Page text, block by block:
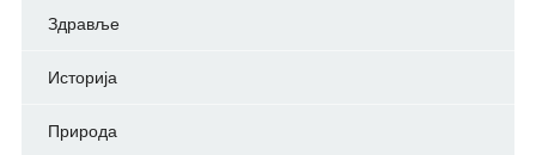
Здравље
Историја
Природа